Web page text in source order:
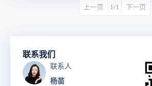
上一页 1/1 下一页
联系我们
联系人
杨苗